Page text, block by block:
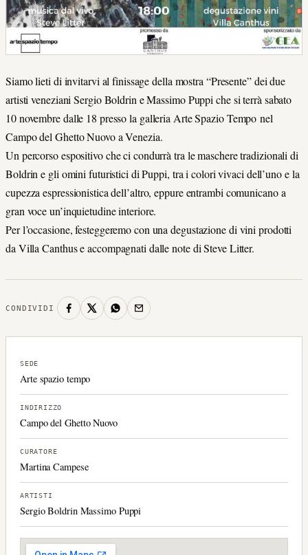
Siamo lieti di invitarvi al finissage della mostra “Presente” dei due
artisti veneziani Sergio Boldrin e Massimo Puppi che si terrà sabato
10 novembre dalle 18 presso la galleria Arte Spazio Tempo nel
Campo del Ghetto Nuovo a Venezia.
Un percorso espositivo che ci condurrà tra le maschere tradizionali di
Boldrin e gli omini futuristici di Puppi, tra i colori vivaci dell’uno e la
cupezza espressionistica dell’altro, eppure entrambi comunicano a
gran voce un’inquietudine interiore.
Per l’occasione, festeggeremo con una degustazione di vini prodotti
da Villa Canthus e accompagnati dalle note di Steve Litter.
CONDIVIDI
SEDE
Arte spazio tempo
INDIRIZZO
Campo del Ghetto Nuovo
CURATORE
Martina Campese
ARTISTI
Sergio Boldrin Massimo Puppi